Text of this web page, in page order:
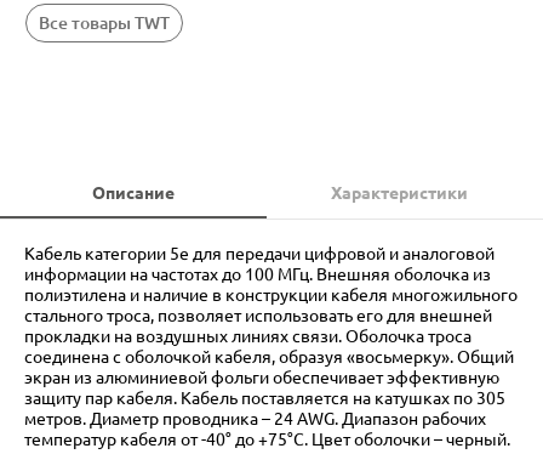
Все товары TWT
Описание Характеристики
Кабель категории 5е для передачи цифровой и аналоговой
информации на частотах до 100 МГц. Внешняя оболочка из
полиэтилена и наличие в конструкции кабеля многожильного
стального троса, позволяет использовать его для внешней
прокладки на воздушных линиях связи. Оболочка троса
соединена с оболочкой кабеля, образуя «восьмерку». Общий
экран из алюминиевой фольги обеспечивает эффективную
защиту пар кабеля. Кабель поставляется на катушках по 305
метров. Диаметр проводника – 24 AWG. Диапазон рабочих
температур кабеля от -40° до +75°С. Цвет оболочки – черный.